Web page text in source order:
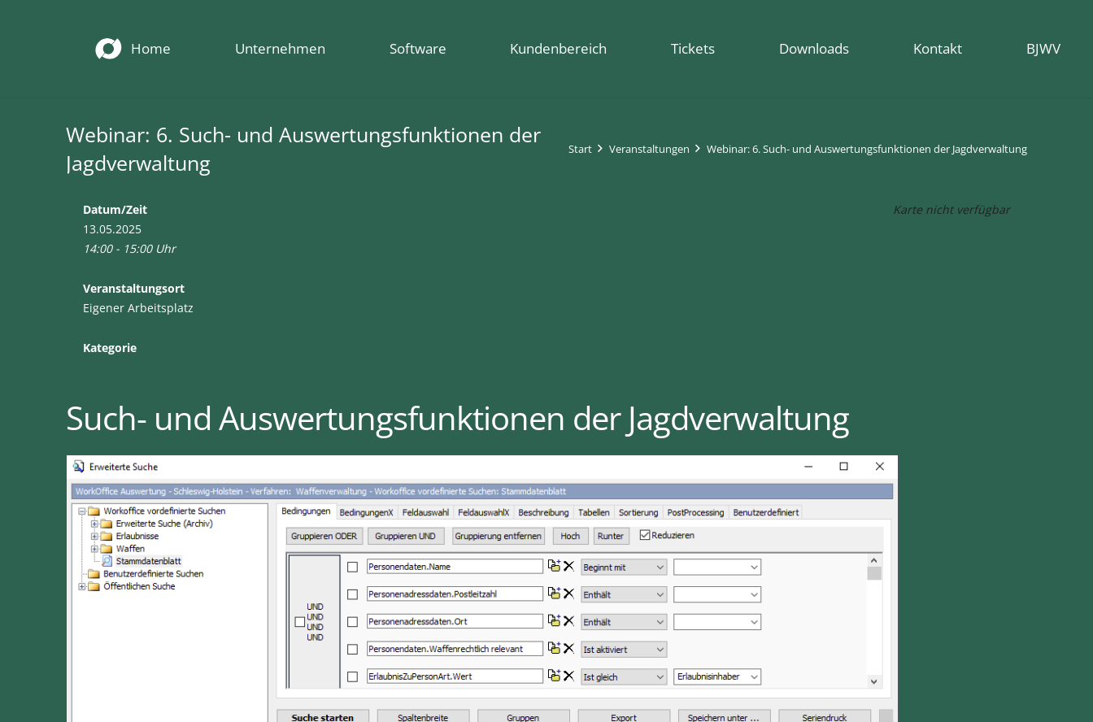
Home Unternehmen Software Kundenbereich Tickets Downloads Kontakt BJWV
Webinar: 6. Such- und Auswertungsfunktionen der
Jagdverwaltung
Start Veranstaltungen Webinar: 6. Such- und Auswertungsfunktionen der Jagdverwaltung
Karte nicht verfügbar
Datum/Zeit
13.05.2025
14:00 - 15:00 Uhr
Veranstaltungsort
Eigener Arbeitsplatz
Kategorie
Such- und Auswertungsfunktionen der Jagdverwaltung